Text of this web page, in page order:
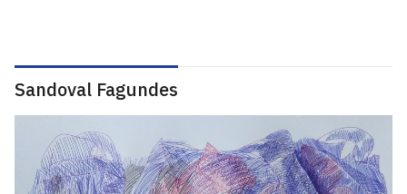
Sandoval Fagundes